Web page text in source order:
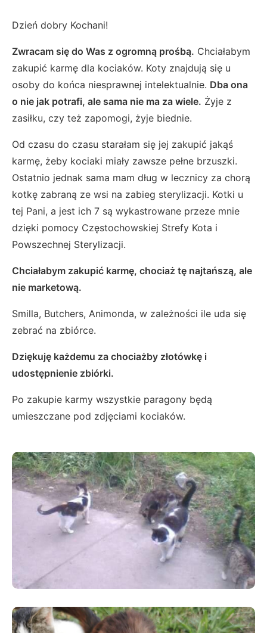
Dzień dobry Kochani!
Zwracam się do Was z ogromną prośbą. Chciałabym
zakupić karmę dla kociaków. Koty znajdują się u
osoby do końca niesprawnej intelektualnie. Dba ona
o nie jak potrafi, ale sama nie ma za wiele. Żyje z
zasiłku, czy też zapomogi, żyje biednie.
Od czasu do czasu starałam się jej zakupić jakąś
karmę, żeby kociaki miały zawsze pełne brzuszki.
Ostatnio jednak sama mam dług w lecznicy za chorą
kotkę zabraną ze wsi na zabieg sterylizacji. Kotki u
tej Pani, a jest ich 7 są wykastrowane przeze mnie
dzięki pomocy Częstochowskiej Strefy Kota i
Powszechnej Sterylizacji.
Chciałabym zakupić karmę, chociaż tę najtańszą, ale
nie marketową.
Smilla, Butchers, Animonda, w zależności ile uda się
zebrać na zbiórce.
Dziękuję każdemu za chociażby złotówkę i
udostępnienie zbiórki.
Po zakupie karmy wszystkie paragony będą
umieszczane pod zdjęciami kociaków.